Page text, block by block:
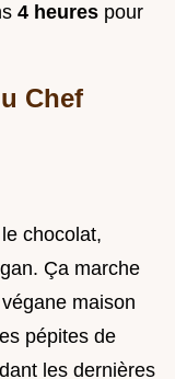
4 heures pour
Chef
chocolat,
Ça marche
maison
pépites de
les dernières